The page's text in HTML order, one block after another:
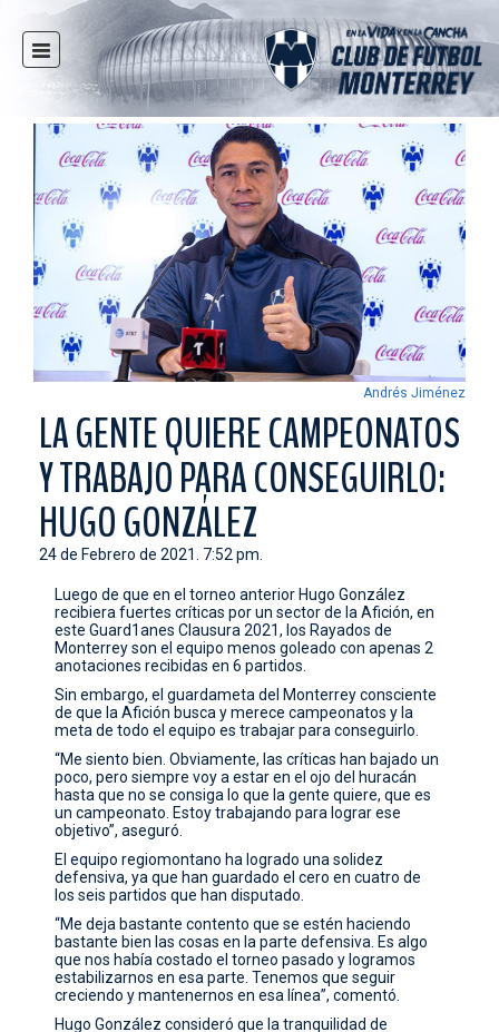
INICIO
NOTICIAS
CLUB
MULTIMEDIA
RAYADOS
RAYADAS
FUERZAS BÁSICAS
RESPONSABILIDAD SOCIAL
TAQUILLA
TIENDA
ESTADIO
PRENSA
CONTACTO
Andrés Jiménez
LA GENTE QUIERE CAMPEONATOS
Y TRABAJO PARA CONSEGUIRLO:
HUGO GONZÁLEZ
24 de Febrero de 2021. 7:52 pm.
Luego de que en el torneo anterior Hugo González
recibiera fuertes críticas por un sector de la Afición, en
este Guard1anes Clausura 2021, los Rayados de
Monterrey son el equipo menos goleado con apenas 2
anotaciones recibidas en 6 partidos.
Sin embargo, el guardameta del Monterrey consciente
de que la Afición busca y merece campeonatos y la
meta de todo el equipo es trabajar para conseguirlo.
“Me siento bien. Obviamente, las críticas han bajado un
poco, pero siempre voy a estar en el ojo del huracán
hasta que no se consiga lo que la gente quiere, que es
un campeonato. Estoy trabajando para lograr ese
objetivo”, aseguró.
El equipo regiomontano ha logrado una solidez
defensiva, ya que han guardado el cero en cuatro de
los seis partidos que han disputado.
“Me deja bastante contento que se estén haciendo
bastante bien las cosas en la parte defensiva. Es algo
que nos había costado el torneo pasado y logramos
estabilizarnos en esa parte. Tenemos que seguir
creciendo y mantenernos en esa línea”, comentó.
Hugo González consideró que la tranquilidad de